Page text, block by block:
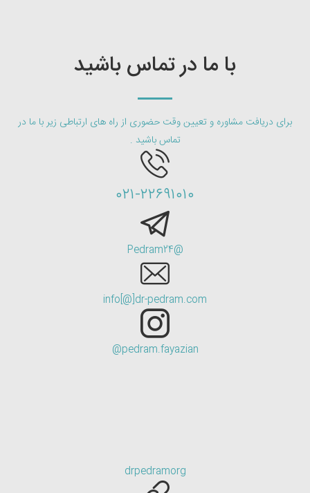
با ما در تماس باشید
برای دریافت مشاوره و تعیین وقت حضوری از راه های ارتباطی زیر با ما در
تماس باشید .
۰۲۱-۲۲۶۹۱۰۱۰
@Pedram24
info[@]dr-pedram.com
pedram.fayazian@
drpedramorg